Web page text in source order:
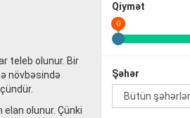
Qiymət
0
Şəhər
teleb olunur. Bir
növbəsində
olunur. Çünki